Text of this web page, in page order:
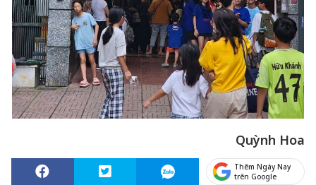
Quỳnh Hoa
Thêm Ngày Nay
trên Google